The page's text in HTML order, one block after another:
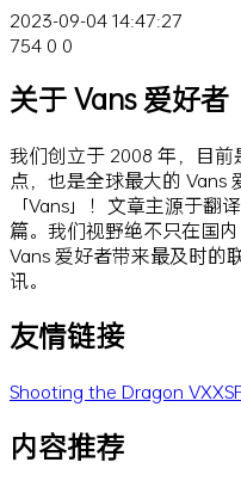
2023-09-04 14:47:27
754 0 0
关于 Vans 爱好者
我们创立于 2008 年，目
点，也是全球最大的 Vans
「Vans」！文章主源于翻
篇。我们视野绝不只在国
Vans 爱好者带来最及时的
讯。
友情链接
Shooting the Dragon
内容推荐